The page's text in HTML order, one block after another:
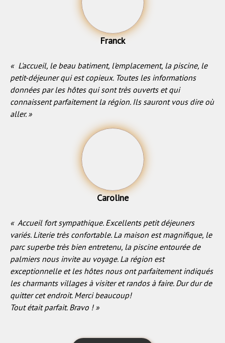
Franck
« L'accueil, le beau batiment, l'emplacement, la piscine, le
petit-déjeuner qui est copieux. Toutes les informations
données par les hôtes qui sont très ouverts et qui
connaissent parfaitement la région. Ils sauront vous dire où
aller. »
Caroline
« Accueil fort sympathique. Excellents petit déjeuners
variés. Literie très confortable. La maison est magnifique, le
parc superbe très bien entretenu, la piscine entourée de
palmiers nous invite au voyage. La région est
exceptionnelle et les hôtes nous ont parfaitement indiqués
les charmants villages à visiter et randos à faire. Dur dur de
quitter cet endroit. Merci beaucoup!
Tout était parfait. Bravo ! »